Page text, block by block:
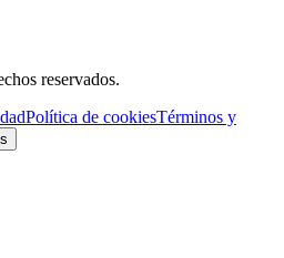
reservados.
Política de cookiesTérminos y